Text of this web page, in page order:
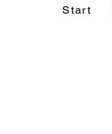
Start